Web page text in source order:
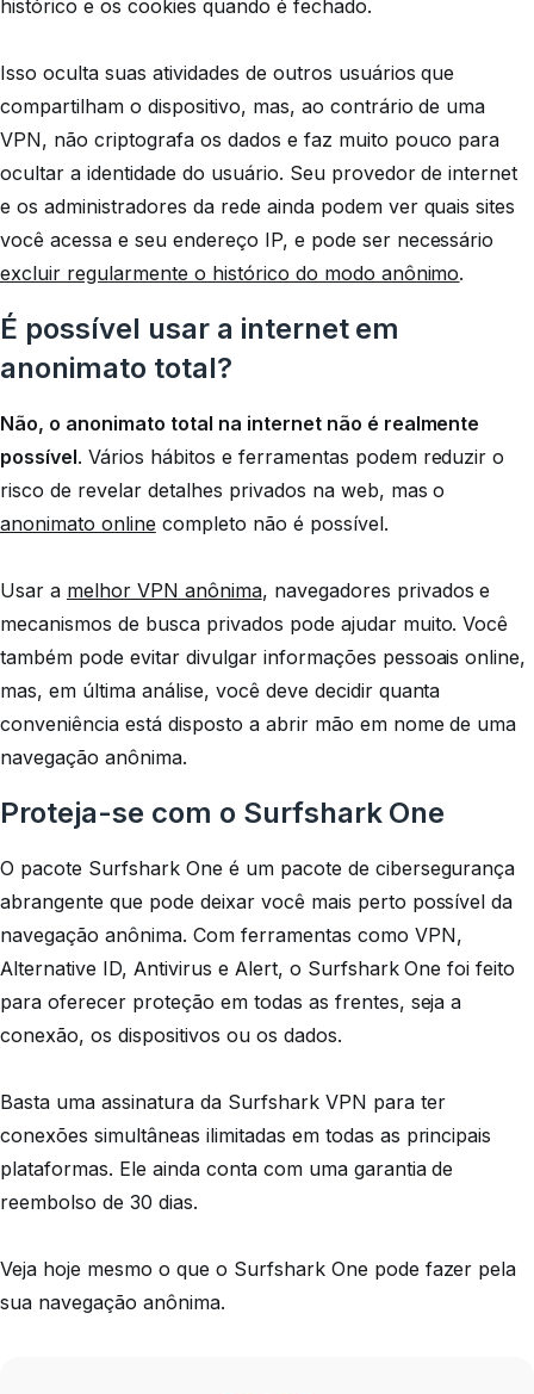
histórico e os cookies quando é fechado.
Isso oculta suas atividades de outros usuários que
compartilham o dispositivo, mas, ao contrário de uma
VPN, não criptografa os dados e faz muito pouco para
ocultar a identidade do usuário. Seu provedor de internet
e os administradores da rede ainda podem ver quais sites
você acessa e seu endereço IP, e pode ser necessário
excluir regularmente o histórico do modo anônimo.
É possível usar a internet em
anonimato total?
Não, o anonimato total na internet não é realmente
possível. Vários hábitos e ferramentas podem reduzir o
risco de revelar detalhes privados na web, mas o
anonimato online completo não é possível.
Usar a melhor VPN anônima, navegadores privados e
mecanismos de busca privados pode ajudar muito. Você
também pode evitar divulgar informações pessoais online,
mas, em última análise, você deve decidir quanta
conveniência está disposto a abrir mão em nome de uma
navegação anônima.
Proteja-se com o Surfshark One
O pacote Surfshark One é um pacote de cibersegurança
abrangente que pode deixar você mais perto possível da
navegação anônima. Com ferramentas como VPN,
Alternative ID, Antivirus e Alert, o Surfshark One foi feito
para oferecer proteção em todas as frentes, seja a
conexão, os dispositivos ou os dados.
Basta uma assinatura da Surfshark VPN para ter
conexões simultâneas ilimitadas em todas as principais
plataformas. Ele ainda conta com uma garantia de
reembolso de 30 dias.
Veja hoje mesmo o que o Surfshark One pode fazer pela
sua navegação anônima.